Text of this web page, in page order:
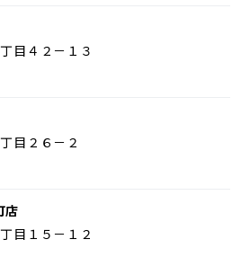
目４２－１３
目２６－２
店
目１５－１２